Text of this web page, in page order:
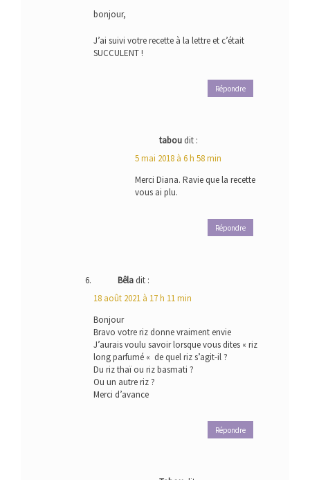
bonjour,
J’ai suivi votre recette à la lettre et c’était
SUCCULENT !
Répondre
tabou dit :
5 mai 2018 à 6 h 58 min
Merci Diana. Ravie que la recette
vous ai plu.
Répondre
Bêla dit :
18 août 2021 à 17 h 11 min
Bonjour
Bravo votre riz donne vraiment envie
J’aurais voulu savoir lorsque vous dites « riz
long parfumé « de quel riz s’agit-il ?
Du riz thaï ou riz basmati ?
Ou un autre riz ?
Merci d’avance
Répondre